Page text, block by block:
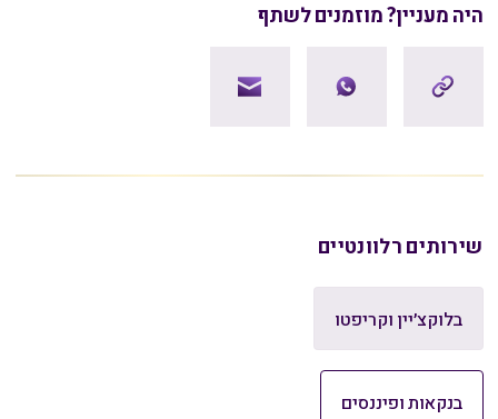
היה מעניין? מוזמנים לשתף
שירותים רלוונטיים
בלוקצ׳יין וקריפטו
בנקאות ופיננסים